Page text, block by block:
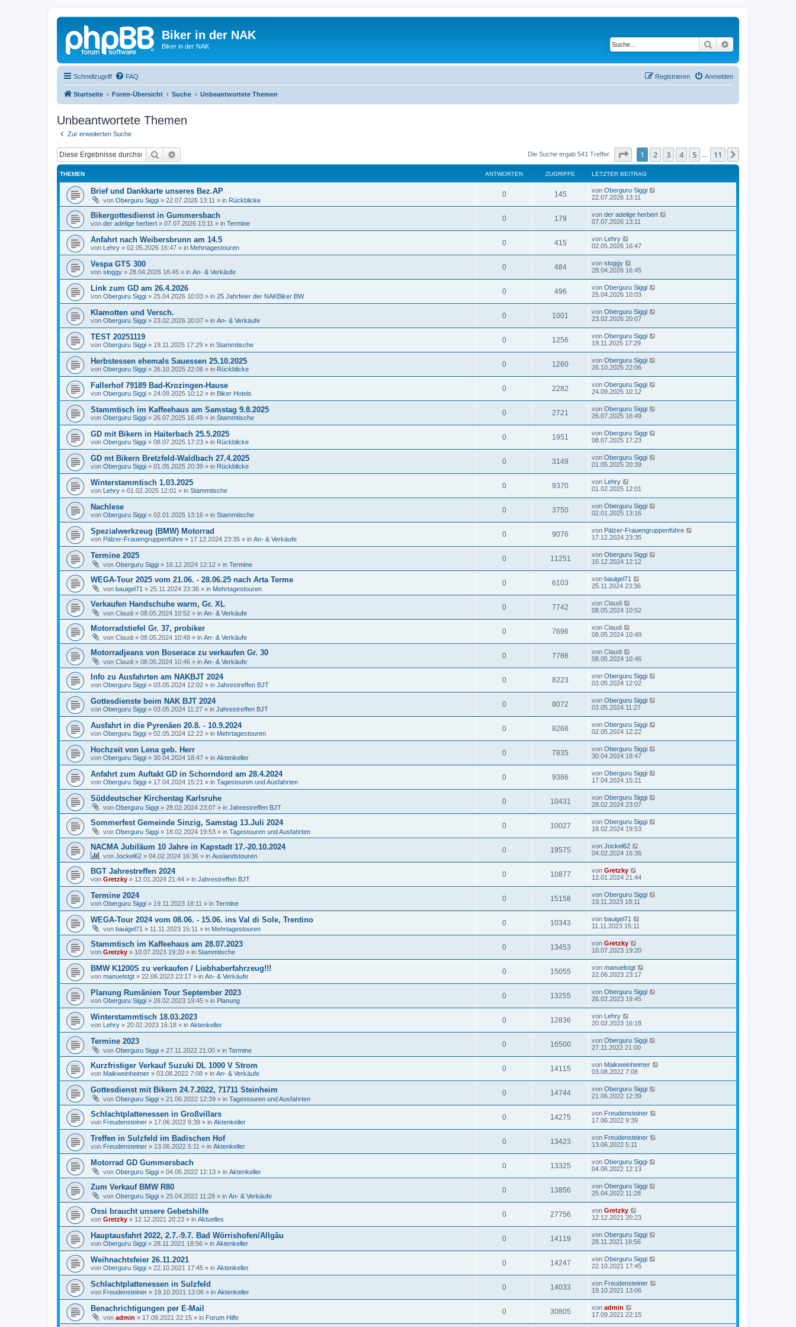
Biker in der NAK
Biker in der NAK Suche
Schnellzugriff FAQ Anmelden
Registrieren
Startseite Foren-Übersicht Suche Unbeantwortete Themen
Unbeantwortete Themen
Zur erweiterten Suche
Suche Die Suche ergab 541 Treffer Seite von11
1 2 3 4 5 11
THEMEN ANTWORTEN ZUGRIFFE LETZTER BEITRAG
Brief und Dankkarte unseres Bez.AP
von Oberguru Siggi » 22.07.2026 13:11 » in Rückblicke
0 145 von Oberguru Siggi
22.07.2026 13:11
Bikergottesdienst in Gummersbach
von der adelige herbert » 07.07.2026 13:11 » in Termine
0 179 von der adelige herbert
07.07.2026 13:11
Anfahrt nach Weibersbrunn am 14.5
von Lehry » 02.05.2026 16:47 » in Mehrtagestouren
0 415 von Lehry
02.05.2026 16:47
Vespa GTS 300
von sloggy » 28.04.2026 16:45 » in An- & Verkäufe
0 484 von sloggy
28.04.2026 16:45
Link zum GD am 26.4.2026
von Oberguru Siggi » 25.04.2026 10:03 » in 25 Jahrfeier der NAKBiker BW
0 496 von Oberguru Siggi
25.04.2026 10:03
Klamotten und Versch.
von Oberguru Siggi » 23.02.2026 20:07 » in An- & Verkäufe
0 1001 von Oberguru Siggi
23.02.2026 20:07
TEST 20251119
von Oberguru Siggi » 19.11.2025 17:29 » in Stammtische
0 1256 von Oberguru Siggi
19.11.2025 17:29
Herbstessen ehemals Sauessen 25.10.2025
von Oberguru Siggi » 26.10.2025 22:06 » in Rückblicke
0 1260 von Oberguru Siggi
26.10.2025 22:06
Fallerhof 79189 Bad-Krozingen-Hause
von Oberguru Siggi » 24.09.2025 10:12 » in Biker Hotels
0 2282 von Oberguru Siggi
24.09.2025 10:12
Stammtisch im Kaffeehaus am Samstag 9.8.2025
von Oberguru Siggi » 26.07.2025 16:49 » in Stammtische
0 2721 von Oberguru Siggi
26.07.2025 16:49
GD mit Bikern in Haiterbach 25.5.2025
von Oberguru Siggi » 08.07.2025 17:23 » in Rückblicke
0 1951 von Oberguru Siggi
08.07.2025 17:23
GD mt Bikern Bretzfeld-Waldbach 27.4.2025
von Oberguru Siggi » 01.05.2025 20:39 » in Rückblicke
0 3149 von Oberguru Siggi
01.05.2025 20:39
Winterstammtisch 1.03.2025
von Lehry » 01.02.2025 12:01 » in Stammtische
0 9370 von Lehry
01.02.2025 12:01
Nachlese
von Oberguru Siggi » 02.01.2025 13:16 » in Stammtische
0 3750 von Oberguru Siggi
02.01.2025 13:16
Spezialwerkzeug (BMW) Motorrad
von Pälzer-Frauengruppenführe » 17.12.2024 23:35 » in An- & Verkäufe
0 9076 von Pälzer-Frauengruppenführe
17.12.2024 23:35
Termine 2025
von Oberguru Siggi » 16.12.2024 12:12 » in Termine
0 11251 von Oberguru Siggi
16.12.2024 12:12
WEGA-Tour 2025 vom 21.06. - 28.06.25 nach Arta Terme
von bauigel71 » 25.11.2024 23:36 » in Mehrtagestouren
0 6103 von bauigel71
25.11.2024 23:36
Verkaufen Handschuhe warm, Gr. XL
von Claudi » 08.05.2024 10:52 » in An- & Verkäufe
0 7742 von Claudi
08.05.2024 10:52
Motorradstiefel Gr. 37, probiker
von Claudi » 08.05.2024 10:49 » in An- & Verkäufe
0 7696 von Claudi
08.05.2024 10:49
Motorradjeans von Boserace zu verkaufen Gr. 30
von Claudi » 08.05.2024 10:46 » in An- & Verkäufe
0 7788 von Claudi
08.05.2024 10:46
Info zu Ausfahrten am NAKBJT 2024
von Oberguru Siggi » 03.05.2024 12:02 » in Jahrestreffen BJT
0 8223 von Oberguru Siggi
03.05.2024 12:02
Gottesdienste beim NAK BJT 2024
von Oberguru Siggi » 03.05.2024 11:27 » in Jahrestreffen BJT
0 8072 von Oberguru Siggi
03.05.2024 11:27
Ausfahrt in die Pyrenäen 20.8. - 10.9.2024
von Oberguru Siggi » 02.05.2024 12:22 » in Mehrtagestouren
0 8268 von Oberguru Siggi
02.05.2024 12:22
Hochzeit von Lena geb. Herr
von Oberguru Siggi » 30.04.2024 18:47 » in Aktenkeller
0 7835 von Oberguru Siggi
30.04.2024 18:47
Anfahrt zum Auftakt GD in Schorndord am 28.4.2024
von Oberguru Siggi » 17.04.2024 15:21 » in Tagestouren und Ausfahrten
0 9386 von Oberguru Siggi
17.04.2024 15:21
Süddeutscher Kirchentag Karlsruhe
von Oberguru Siggi » 28.02.2024 23:07 » in Jahrestreffen BJT
0 10431 von Oberguru Siggi
28.02.2024 23:07
Sommerfest Gemeinde Sinzig, Samstag 13.Juli 2024
von Oberguru Siggi » 18.02.2024 19:53 » in Tagestouren und Ausfahrten
0 10027 von Oberguru Siggi
18.02.2024 19:53
NACMA Jubiläum 10 Jahre in Kapstadt 17.-20.10.2024
von Jockel62 » 04.02.2024 16:36 » in Auslandstouren
0 19575 von Jockel62
04.02.2024 16:36
BGT Jahrestreffen 2024
von Gretzky » 12.01.2024 21:44 » in Jahrestreffen BJT
0 10877 von Gretzky
12.01.2024 21:44
Termine 2024
von Oberguru Siggi » 19.11.2023 18:11 » in Termine
0 15158 von Oberguru Siggi
19.11.2023 18:11
WEGA-Tour 2024 vom 08.06. - 15.06. ins Val di Sole, Trentino
von bauigel71 » 11.11.2023 15:11 » in Mehrtagestouren
0 10343 von bauigel71
11.11.2023 15:11
Stammtisch im Kaffeehaus am 28.07.2023
von Gretzky » 10.07.2023 19:20 » in Stammtische
0 13453 von Gretzky
10.07.2023 19:20
BMW K1200S zu verkaufen / Liebhaberfahrzeug!!!
von manuelstgt » 22.06.2023 23:17 » in An- & Verkäufe
0 15055 von manuelstgt
22.06.2023 23:17
Planung Rumänien Tour September 2023
von Oberguru Siggi » 26.02.2023 19:45 » in Planung
0 13255 von Oberguru Siggi
26.02.2023 19:45
Winterstammtisch 18.03.2023
von Lehry » 20.02.2023 16:18 » in Aktenkeller
0 12836 von Lehry
20.02.2023 16:18
Termine 2023
von Oberguru Siggi » 27.11.2022 21:00 » in Termine
0 16500 von Oberguru Siggi
27.11.2022 21:00
Kurzfristiger Verkauf Suzuki DL 1000 V Strom
von Maikweinheimer » 03.08.2022 7:08 » in An- & Verkäufe
0 14115 von Maikweinheimer
03.08.2022 7:08
Gottesdienst mit Bikern 24.7.2022, 71711 Steinheim
von Oberguru Siggi » 21.06.2022 12:39 » in Tagestouren und Ausfahrten
0 14744 von Oberguru Siggi
21.06.2022 12:39
Schlachtplattenessen in Großvillars
von Freudensteiner » 17.06.2022 9:39 » in Aktenkeller
0 14275 von Freudensteiner
17.06.2022 9:39
Treffen in Sulzfeld im Badischen Hof
von Freudensteiner » 13.06.2022 5:11 » in Aktenkeller
0 13423 von Freudensteiner
13.06.2022 5:11
Motorrad GD Gummersbach
von Oberguru Siggi » 04.06.2022 12:13 » in Aktenkeller
0 13325 von Oberguru Siggi
04.06.2022 12:13
Zum Verkauf BMW R80
von Oberguru Siggi » 25.04.2022 11:28 » in An- & Verkäufe
0 13856 von Oberguru Siggi
25.04.2022 11:28
Ossi braucht unsere Gebetshilfe
von Gretzky » 12.12.2021 20:23 » in Aktuelles
0 27756 von Gretzky
12.12.2021 20:23
Hauptausfahrt 2022, 2.7.-9.7. Bad Wörrishofen/Allgäu
von Oberguru Siggi » 28.11.2021 18:56 » in Aktenkeller
0 14119 von Oberguru Siggi
28.11.2021 18:56
Weihnachtsfeier 26.11.2021
von Oberguru Siggi » 22.10.2021 17:45 » in Aktenkeller
0 14247 von Oberguru Siggi
22.10.2021 17:45
Schlachtplattenessen in Sulzfeld
von Freudensteiner » 19.10.2021 13:06 » in Aktenkeller
0 14033 von Freudensteiner
19.10.2021 13:06
Benachrichtigungen per E-Mail
von admin » 17.09.2021 22:15 » in Forum Hilfe
0 30805 von admin
17.09.2021 22:15